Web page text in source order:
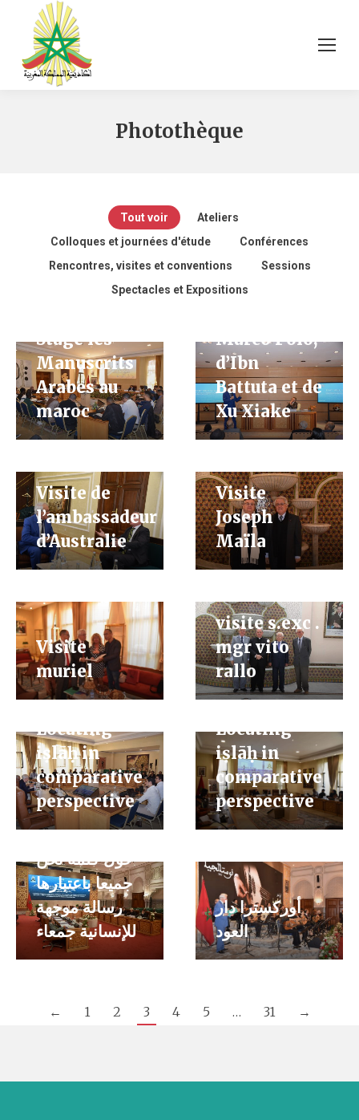
Photothèque
Tout voir
Ateliers
Colloques et journées d'étude
Conférences
Rencontres, visites et conventions
Sessions
Spectacles et Expositions
Stage les
Manuscrits
Arabes au
maroc
ciel Les
littératures
comparées
et les
Marco Polo,
d’Ibn
Battuta et de
Xu Xiake
Visite de
l’ambassadeur
d’Australie
Visite
Joseph
Maïla
Visite
muriel
visite s.exc .
mgr vito
rallo
When is
reform?
Locating
iṣlāḥ in
comparative
perspective
When is
reform?
Locating
iṣlāḥ in
comparative
perspective
بين الديانات و
تجديده لتعارف
أمتن و الوعي
بالاختلاف مع
الآخر والاتحاد
حول كلمة نحن
جميعا باعتبارها
رسالة موجهة
للإنسانية جمعاء
أوركسترا دار
العود
← 1 2 3 4 5 … 31 →